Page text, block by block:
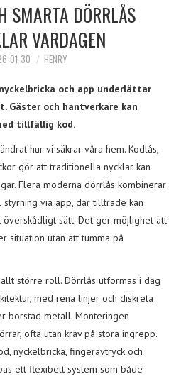
SMARTA DÖRRLÅS
VARDAGEN
01-30 HENRY
och app underlättar
Gäster och hantverkare kan
tillfällig kod.
hur vi säkrar våra hem. Kodlås,
gör att traditionella nycklar kan
Flera moderna dörrlås kombinerar
via app, där tillträde kan
sätt. Det ger möjlighet att
situation utan att tumma på
större roll. Dörrlås utformas i dag
med rena linjer och diskreta
borstad metall. Monteringen
ofta utan krav på stora ingrepp.
nyckelbricka, fingeravtryck och
ett flexibelt system som både